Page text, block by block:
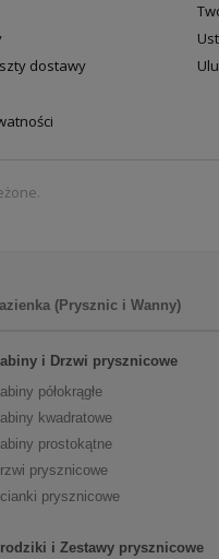
dostawy
(Prysznic i Wanny)
i Drzwi prysznicowe
półokrągłe
kwadratowe
prostokątne
prysznicowe
prysznicowe
i Zestawy prysznicowe